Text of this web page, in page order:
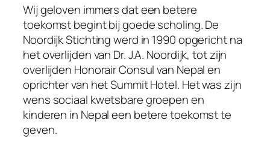
Wij geloven immers dat een betere
toekomst begint bij goede scholing. De
Noordijk Stichting werd in 1990 opgericht na
het overlijden van Dr. J.A. Noordijk, tot zijn
overlijden Honorair Consul van Nepal en
oprichter van het Summit Hotel. Het was zijn
wens sociaal kwetsbare groepen en
kinderen in Nepal een betere toekomst te
geven.